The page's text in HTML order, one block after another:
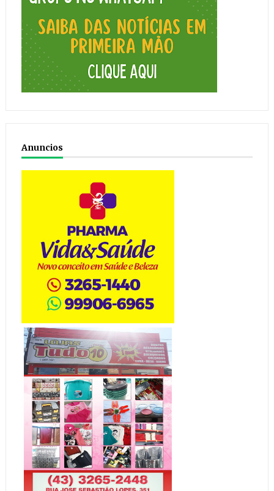
Anuncios